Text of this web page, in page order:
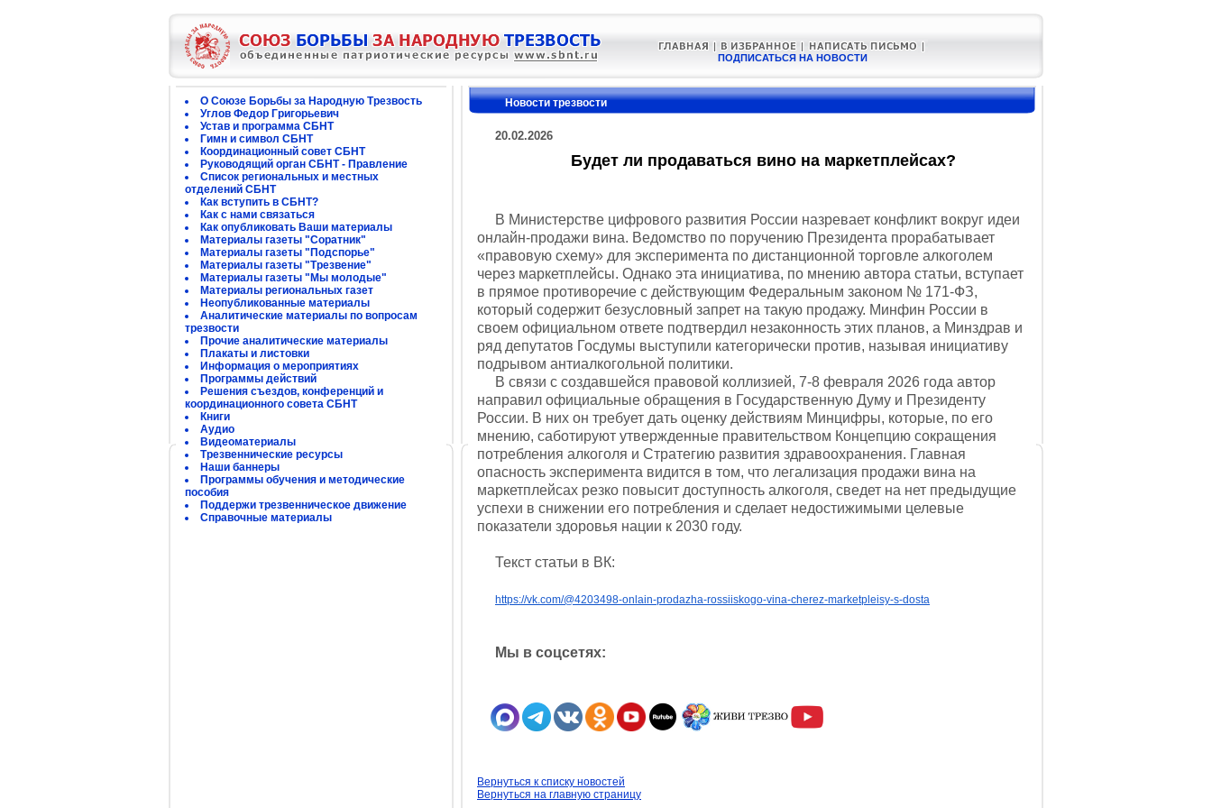
ПОДПИСАТЬСЯ НА НОВОСТИ
О Союзе Борьбы за Народную Трезвость
Углов Федор Григорьевич
Устав и программа СБНТ
Гимн и символ СБНТ
Координационный совет СБНТ
Руководящий орган СБНТ - Правление
Список региональных и местных
отделений СБНТ
Как вступить в СБНТ?
Как с нами связаться
Как опубликовать Ваши материалы
Материалы газеты "Соратник"
Материалы газеты "Подспорье"
Материалы газеты "Трезвение"
Материалы газеты "Мы молодые"
Материалы региональных газет
Неопубликованные материалы
Аналитические материалы по вопросам
трезвости
Прочие аналитические материалы
Плакаты и листовки
Информация о мероприятиях
Программы действий
Решения съездов, конференций и
координационного совета СБНТ
Книги
Аудио
Видеоматериалы
Трезвеннические ресурсы
Наши баннеры
Программы обучения и методические
пособия
Поддержи трезвенническое движение
Справочные материалы
Новости трезвости
20.02.2026
Будет ли продаваться вино на маркетплейсах?
В Министерстве цифрового развития России назревает конфликт вокруг идеи
онлайн-продажи вина. Ведомство по поручению Президента прорабатывает
«правовую схему» для эксперимента по дистанционной торговле алкоголем
через маркетплейсы. Однако эта инициатива, по мнению автора статьи, вступает
в прямое противоречие с действующим Федеральным законом № 171-ФЗ,
который содержит безусловный запрет на такую продажу. Минфин России в
своем официальном ответе подтвердил незаконность этих планов, а Минздрав и
ряд депутатов Госдумы выступили категорически против, называя инициативу
подрывом антиалкогольной политики.
В связи с создавшейся правовой коллизией, 7-8 февраля 2026 года автор
направил официальные обращения в Государственную Думу и Президенту
России. В них он требует дать оценку действиям Минцифры, которые, по его
мнению, саботируют утвержденные правительством Концепцию сокращения
потребления алкоголя и Стратегию развития здравоохранения. Главная
опасность эксперимента видится в том, что легализация продажи вина на
маркетплейсах резко повысит доступность алкоголя, сведет на нет предыдущие
успехи в снижении его потребления и сделает недостижимыми целевые
показатели здоровья нации к 2030 году.
Текст статьи в ВК:
https://vk.com/@4203498-onlain-prodazha-rossiiskogo-vina-cherez-marketpleisy-s-dosta
Мы в соцсетях:
Вернуться к списку новостей
Вернуться на главную страницу